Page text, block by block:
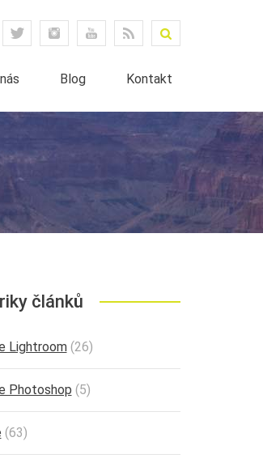
Blog Kontakt
článků
Lightroom(26)
Photoshop (5)
(63)